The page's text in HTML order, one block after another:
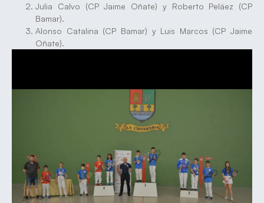
Julia Calvo (CP Jaime Oñate) y Roberto Peláez (CP
Bamar).
Alonso Catalina (CP Bamar) y Luis Marcos (CP Jaime
Oñate).